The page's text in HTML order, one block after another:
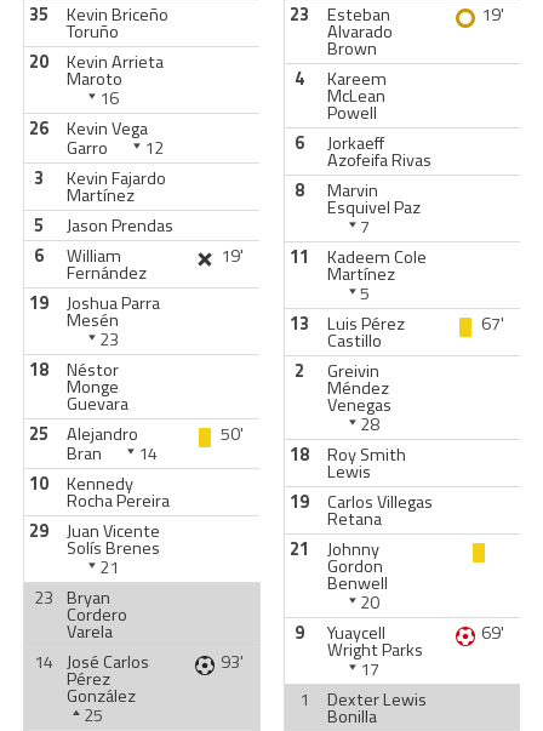
35 Kevin Briceño
Toruño
20
Kevin Arrieta
Maroto
16
26
Kevin Vega
Garro
12
3
Kevin Fajardo
Martínez
5
Jason Prendas
6
William
Fernández
19'
19
Joshua Parra
Mesén
23
18
Néstor
Monge
Guevara
25
Alejandro
Bran 14
50'
10
Kennedy
Rocha Pereira
29
Juan Vicente
Solís Brenes
21
23 Bryan
Cordero
Varela
14 José Carlos
Pérez
González
25
93'
23 Esteban
Alvarado
Brown
19'
4 Kareem
McLean
Powell
6
Jorkaeff
Azofeifa Rivas
8
Marvin
Esquivel Paz
7
11
Kadeem Cole
Martínez
5
13
Luis Pérez
Castillo
67'
2
Greivin
Méndez
Venegas
28
18
Roy Smith
Lewis
19
Carlos Villegas
Retana
21
Johnny
Gordon
Benwell
20
9
Yuaycell
Wright Parks
17
69'
1 Dexter Lewis
Bonilla